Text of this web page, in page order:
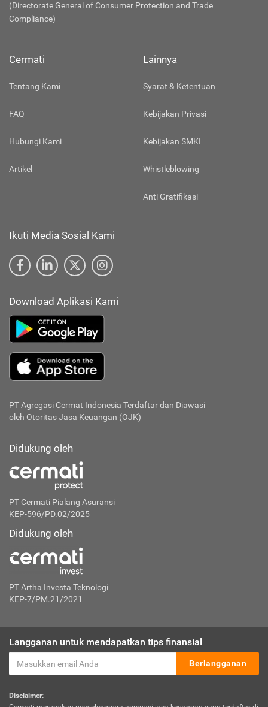
(Directorate General of Consumer Protection and Trade
Compliance)
Cermati
Tentang Kami
FAQ
Hubungi Kami
Artikel
Lainnya
Syarat & Ketentuan
Kebijakan Privasi
Kebijakan SMKI
Whistleblowing
Anti Gratifikasi
Ikuti Media Sosial Kami
Download Aplikasi Kami
PT Agregasi Cermat Indonesia Terdaftar dan Diawasi
oleh Otoritas Jasa Keuangan (OJK)
Didukung oleh
PT Cermati Pialang Asuransi
KEP-596/PD.02/2025
Didukung oleh
PT Artha Investa Teknologi
KEP-7/PM.21/2021
Langganan untuk mendapatkan tips finansial
Berlangganan
Disclaimer: